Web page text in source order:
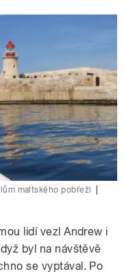
maltského pobřeží
lidí vezl Andrew i
byl na návštěvě
se vyptával. Po